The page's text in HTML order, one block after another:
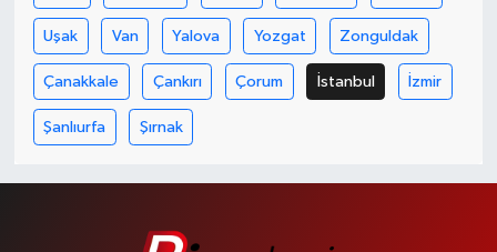
Uşak Van Yalova Yozgat Zonguldak
Çanakkale Çankırı Çorum İstanbul İzmir
Şanlıurfa Şırnak